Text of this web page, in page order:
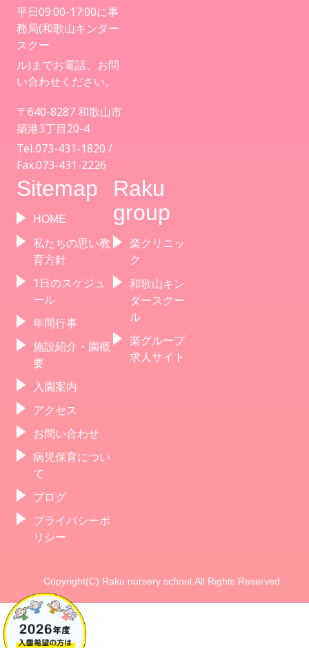
平日09:00-17:00に事
務局(和歌山キンダー
スクー
ル)までお電話、お問
い合わせください。
〒640-8287 和歌山市
築港3丁目20-4
Tel.073-431-1820 /
Fax.073-431-2226
Sitemap
HOME
私たちの思い教
育方針
1日のスケジュ
ール
年間行事
施設紹介・園概
要
入園案内
アクセス
お問い合わせ
病児保育につい
て
ブログ
プライバシーポ
リシー
Raku
group
楽クリニッ
ク
和歌山キン
ダースクー
ル
楽グループ
求人サイト
Copyright(C) Raku nursery school.All Rights Reserved.